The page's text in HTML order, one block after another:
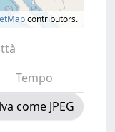
contributors.
Tempo
come JPEG